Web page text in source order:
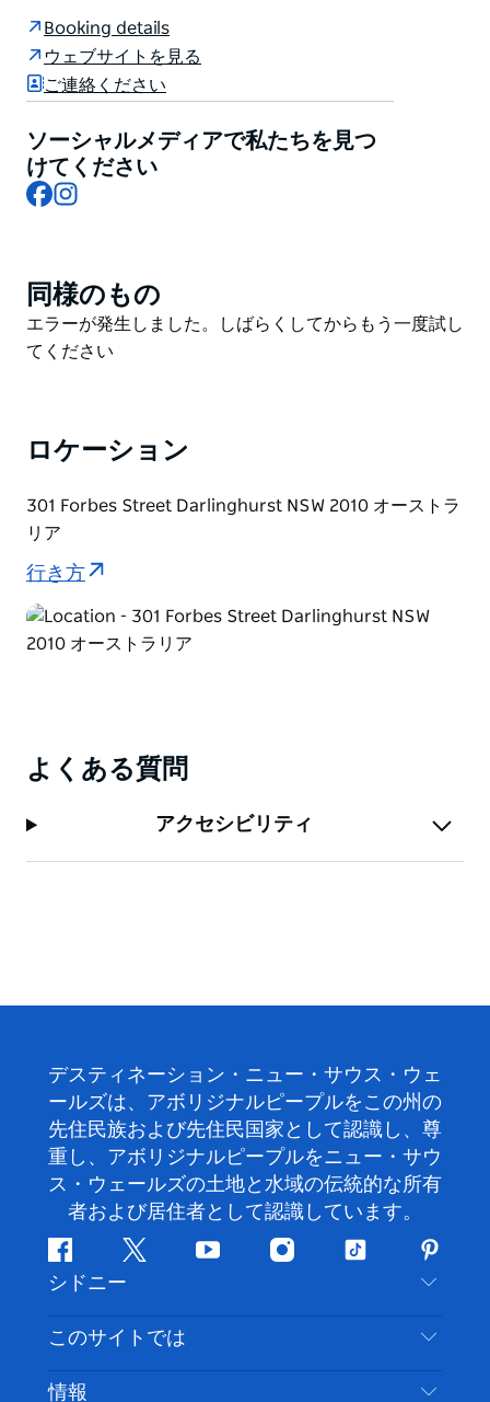
す。
2024年に開館したこのセンターは、HIV/AIDS、人権、
セクシュアリティとアイデンティティ、メディア表現、
先住民の物語という5つの主要テーマにわたる18の展示
を擁しています。また、2つのパフォーマンス会場を備
え、多彩なイベントやパフォーマンスプログラムを提供
Booking details
ウェブサイトを見る
ご連絡ください
ソーシャルメディアで私たちを見つ
けてください
Facebook
Product
List
同様のもの
Product
List
エラーが発生しました。しばらくしてからもう一度試し
てください
ロケーション
301 Forbes Street Darlinghurst NSW 2010 オーストラ
リア
行き方
よくある質問
アクセシビリティ
デスティネーション・ニュー・サウス・ウェ
ールズは、アボリジナルピープルをこの州の
先住民族および先住民国家として認識し、尊
重し、アボリジナルピープルをニュー・サウ
ス・ウェールズの土地と水域の伝統的な所有
者および居住者として認識しています。
フ
ェ
イ
ス
ブ
ッ
ツ
ッ
タ
ー
ユ
チ
ー
イ
ス
グ
テ
ッ
ト
ピ
ン
タ
レ
ス
ト
シドニー
お問い合わせ
免責事項
このサイトでは
目的地
情報